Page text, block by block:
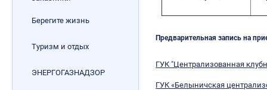
Берегите жизнь
Туризм и отдых
ЭНЕРГОГАЗНАДЗОР
Предварительная запись на
ГУК "Централизованная
ГУК «Белыничская